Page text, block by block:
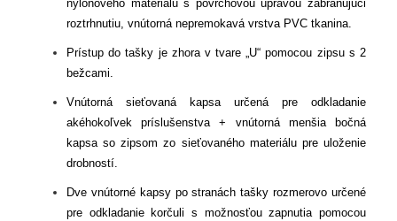
nylonového materiálu s povrchovou úpravou zabraňujúci
roztrhnutiu, vnútorná nepremokavá vrstvaPVC tkanina.
Prístup do tašky je zhora vtvare „U“pomocou zipsu s 2
bežcami.
Vnútorná sieťovaná kapsa určená pre odkladanie
akéhokoľvek príslušenstva + vnútorná menšia bočná
kapsa so zipsom zo sieťovaného materiálu pre uloženie
drobností.
Dve vnútorné kapsy po stranách tašky rozmerovo určené
pre odkladanie korčuli s možnosťou zapnutia pomocou